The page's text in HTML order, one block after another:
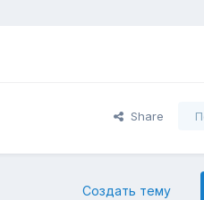
Share
Создать тему